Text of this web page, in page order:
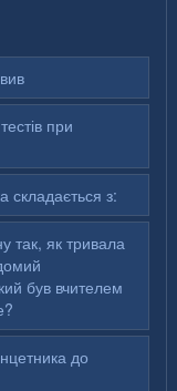
при
складається з:
так, як тривала
був вчителем
до